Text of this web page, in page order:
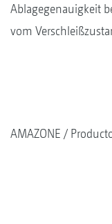
Ablagegenauigkeit
vom
AMAZONE